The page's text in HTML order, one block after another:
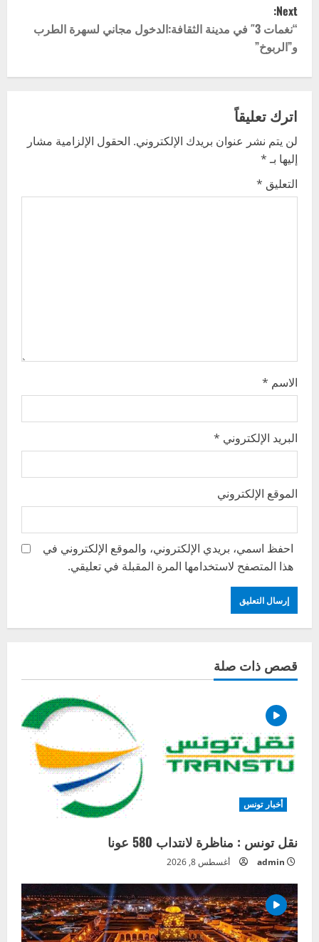
s
t
n
a
v
i
g
Next:
“نغمات 3″ في مدينة الثقافة:الدخول مجاني لسهرة الطرب
و”الربوخ”
اترك تعليقاً
لن يتم نشر عنوان بريدك الإلكتروني. الحقول الإلزامية مشار
إليها بـ*
التعليق *
الاسم *
البريد الإلكتروني *
الموقع الإلكتروني
احفظ اسمي، بريدي الإلكتروني، والموقع الإلكتروني في
هذا المتصفح لاستخدامها المرة المقبلة في تعليقي.
قصص ذات صلة
أخبار تونس
نقل تونس : مناظرة لانتداب 580 عونا
admin أغسطس 8, 2026